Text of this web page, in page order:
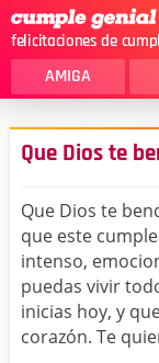
felicitaciones de
AMIGA
MAMA
SOBRINA
NOVIA
PAPA
Que Dios te
Que Dios te
que este
intenso,
puedas vivir
inicias hoy, y
corazón. Te